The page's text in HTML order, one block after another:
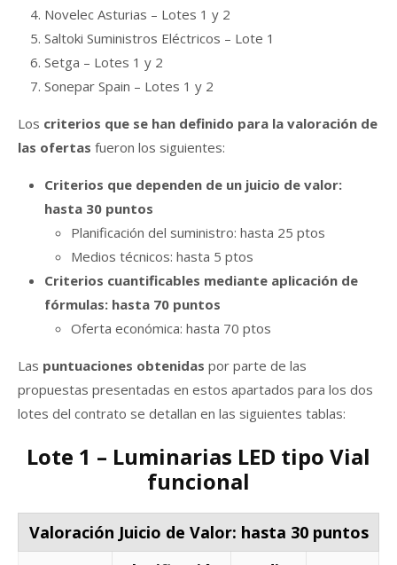
Novelec Asturias – Lotes 1 y 2
Saltoki Suministros Eléctricos – Lote 1
Setga – Lotes 1 y 2
Sonepar Spain – Lotes 1 y 2
Los criterios que se han definido para la valoración de
las ofertas fueron los siguientes:
Criterios que dependen de un juicio de valor:
hasta 30 puntos
Planificación del suministro: hasta 25 ptos
Medios técnicos: hasta 5 ptos
Criterios cuantificables mediante aplicación de
fórmulas: hasta 70 puntos
Oferta económica: hasta 70 ptos
Las puntuaciones obtenidas por parte de las
propuestas presentadas en estos apartados para los dos
lotes del contrato se detallan en las siguientes tablas:
Lote 1 – Luminarias LED tipo Vial
funcional
Valoración Juicio de Valor: hasta 30 puntos